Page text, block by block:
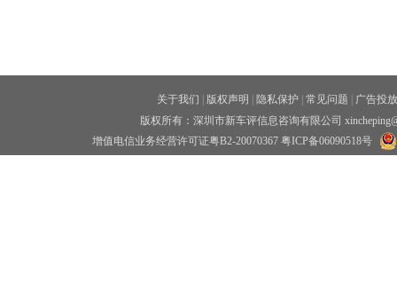
关于我们 版权声明 隐私保护 常见问题
广告投放
版权所有：深圳市新车评信息咨询有限公司
增值电信业务经营许可证粤B2-20070367 粤ICP备06090518号